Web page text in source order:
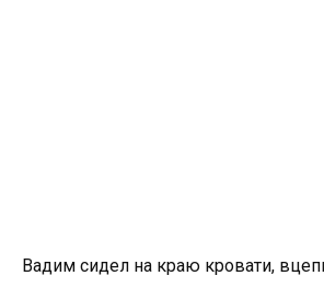
Вадим сидел на краю кровати,